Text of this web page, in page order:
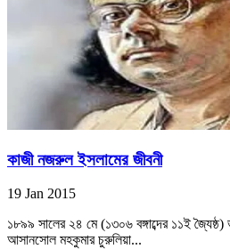
কাজী নজরুল ইসলামের জীবনী
19 Jan 2015
১৮৯৯ সালের ২৪ মে (১৩০৬ বঙ্গাব্দের ১১ই জ্যৈষ্ঠ)
আসানসোল মহকুমার চুরুলিয়া...